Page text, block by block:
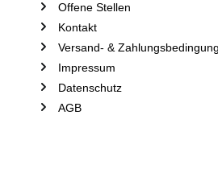
Offene Stellen
Kontakt
Versand- &
Impressum
Datenschutz
AGB